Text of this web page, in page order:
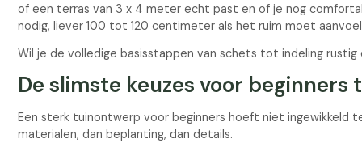
of een terras van 3 x 4 meter echt past en of je nog
nodig, liever 100 tot 120 centimeter als het ruim moet
Wil je de volledige basisstappen van schets tot indeling
De slimste keuzes voor
Een sterk tuinontwerp voor beginners hoeft niet ingewikkeld
materialen, dan beplanting, dan details.